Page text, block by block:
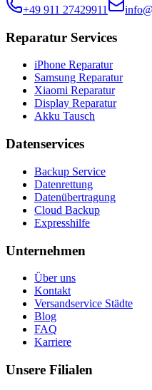
+49 911 27429911
Reparatur Services
iPhone Reparatur
Samsung Reparatur
Xiaomi Reparatur
Display Reparatur
Akku Tausch
Datenservices
Backup Service
Datenrettung
Datenübertragung
Cloud Backup
Expresshilfe
Unternehmen
Über uns
Kontakt
Versandservice Städte
Blog
FAQ
Karriere
Unsere Filialen